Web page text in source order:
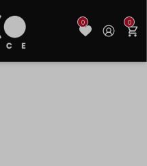
0 0